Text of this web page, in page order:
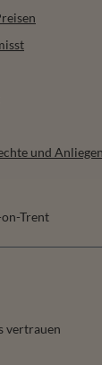
und Anliegen
Trent
vertrauen